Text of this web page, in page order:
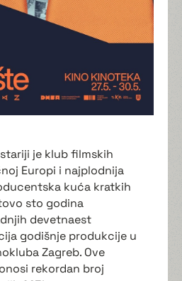
je klub filmskih
Europi i najplodnija
kuća kratkih
sto godina
devetnaest
godišnje produkcije u
Zagreb. Ove
rekordan broj